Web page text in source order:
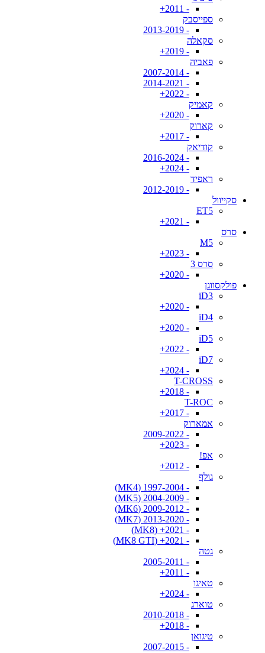
- 2011+
ספייסבק
- 2013-2019
סקאלה
- 2019+
פאביה
- 2007-2014
- 2014-2021
- 2022+
קאמיק
- 2020+
קארוק
- 2017+
קודיאק
- 2016-2024
- 2024+
ראפיד
- 2012-2019
סקייוול
ET5
- 2021+
סרס
M5
- 2023+
סרס 3
- 2020+
פולקסווגן
iD3
- 2020+
iD4
- 2020+
iD5
- 2022+
iD7
- 2024+
T-CROSS
- 2018+
T-ROC
- 2017+
אמארוק
- 2009-2022
- 2023+
אפ!
- 2012+
גולף
- 1997-2004 (MK4)
- 2004-2009 (MK5)
- 2009-2012 (MK6)
- 2013-2020 (MK7)
- 2021+ (MK8)
- 2021+ (MK8 GTI)
גטה
- 2005-2011
- 2011+
טאיגו
- 2024+
טוארג
- 2010-2018
- 2018+
טיגואן
- 2007-2015